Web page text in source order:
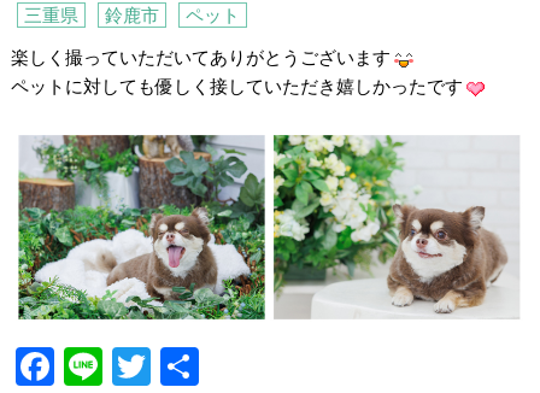
三重県 鈴鹿市 ペット
楽しく撮っていただいてありがとうございます
ペットに対しても優しく接していただき嬉しかったです
F
Li
T